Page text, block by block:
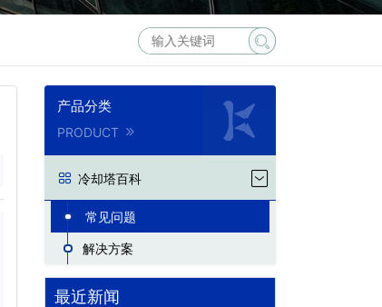
产品分类
PRODUCT
冷却塔百科
常见问题
解决方案
最近新闻